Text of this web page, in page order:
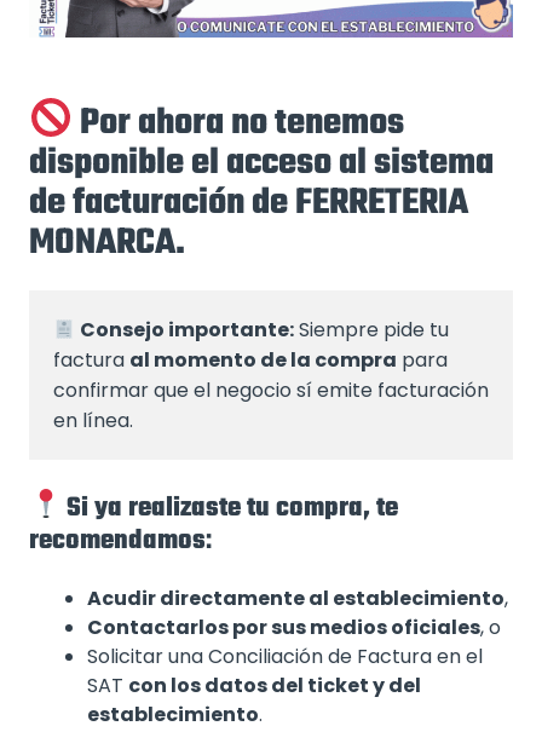
Por ahora no tenemos
disponible el acceso al sistema
de facturación de FERRETERIA
MONARCA.
Consejo importante: Siempre pide tu
factura al momento de la compra para
confirmar que el negocio sí emite facturación
en línea.
Si ya realizaste tu compra, te
recomendamos:
Acudir directamente al establecimiento,
Contactarlos por sus medios oficiales, o
Solicitar una Conciliación de Factura en el
SAT con los datos del ticket y del
establecimiento.